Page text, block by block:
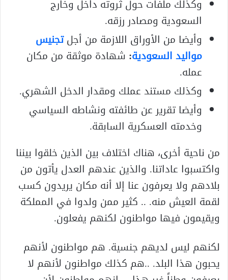
وكذلك ملفات حول ثروته داخل وخارج
السعودية ومصادر رزقه.
وأيضا من الأوراق اللازمة من أجلتجنيس
مواليد السعودية: شهادة موثقة من مكان
عمله.
وكذلك مستند عملك ومقدار الدخل الشهري.
وأيضا تقرير عن طائفته ونشاطه السياسي
وخدمته العسكرية السابقة.
من ناحية أخرى، هناك اختلاف بين الذين خلقوا بيننا
واكتسبوا عاداتنا. والذين عندهم العدل يأتون من
بلادهم ولا يعرفون عنا إلا أنه مكان يريدون كسب
لقمة العيش منه. .. كثير ممن ولدوا في المملكة
ويقيمون فيها مواطنون لكنهم يفعلون.
لكنهم ليس لديهم جنسية. هم مواطنون لأنهم
يحبون هذا البلد. ..هم كذلك مواطنون لأنهم لا